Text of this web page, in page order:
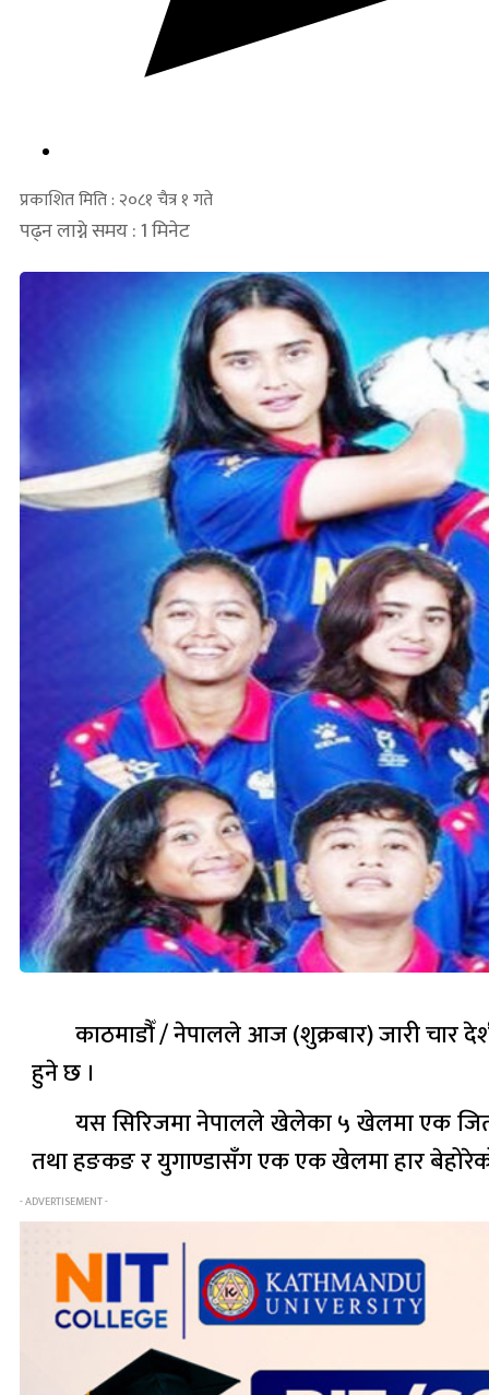
प्रकाशित मिति : २०८१ चैत्र १ गते
पढ्न लाग्ने समय : 1 मिनेट
काठमाडौँ / नेपालले आज (शुक्रबार) जारी चार
हुने छ ।
यस सिरिजमा नेपालले खेलेका ५ खेलमा एक जित
तथा हङकङ र युगाण्डासँग एक एक खेलमा हार
- ADVERTISEMENT -